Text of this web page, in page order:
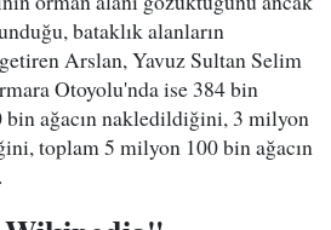
bataklık alanların
getiren Arslan, Yavuz Sultan Selim
Otoyolu'nda ise 384 bin
bin ağacın nakledildiğini, 3 milyon
toplam 5 milyon 100 bin ağacın